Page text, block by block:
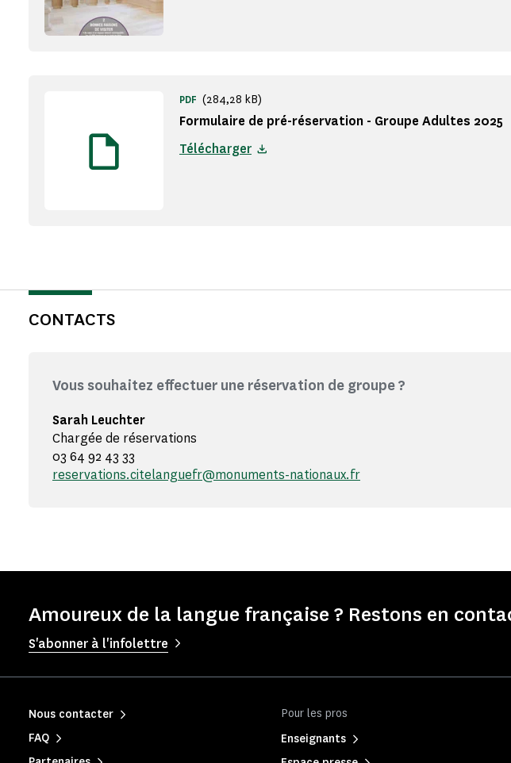
Formulaire de pré-réservation - Groupe Adultes 2025
PDF (284,28 kB)
Télécharger
CONTACTS
Vous souhaitez effectuer une réservation de groupe ?
Sarah Leuchter
Chargée de réservations
03 64 92 43 33
reservations.citelanguefr@monuments-nationaux.fr
Amoureux de la langue française ? Restons en
S'abonner à l'infolettre
Pour les pros
Enseignants
Nous contacter
FAQ